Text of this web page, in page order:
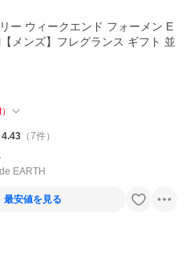
ー ウィークエンド フォーメン E
メンズ】フレグランス ギフト 並
）
4.43（7件）
EARTH
最安値を見る